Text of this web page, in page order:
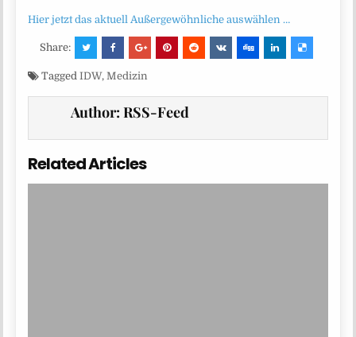
Hier jetzt das aktuell Außergewöhnliche auswählen …
Share:
TaggedIDW,Medizin
Author:RSS-Feed
Related Articles